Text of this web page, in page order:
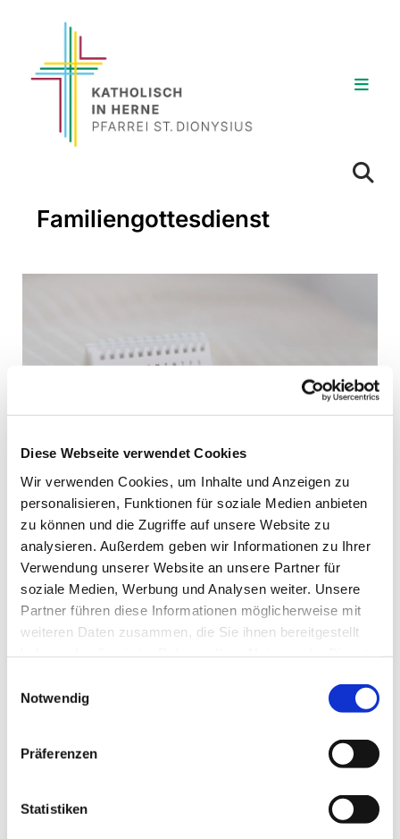
Diese Webseite verwendet Cookies
Wir verwenden Cookies, um Inhalte und Anzeigen zu
personalisieren, Funktionen für soziale Medien anbieten
zu können und die Zugriffe auf unsere Website zu
analysieren. Außerdem geben wir Informationen zu Ihrer
Verwendung unserer Website an unsere Partner für
soziale Medien, Werbung und Analysen weiter. Unsere
Partner führen diese Informationen möglicherweise mit
weiteren Daten zusammen, die Sie ihnen bereitgestellt
Notwendig
Präferenzen
Statistiken
Familiengottesdienst
Sonntag, 26. Dezember 2027,
09:30 Uhr
Kinderkirche St. Marien,
Bismarckstraße, 72, 44629 Herne